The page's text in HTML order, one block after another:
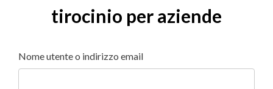
tirocinio per aziende
Nome utente o indirizzo email